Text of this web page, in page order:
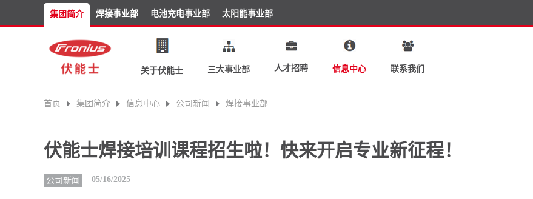
集团简介 焊接事业部 电池充电事业部 太阳能事业部
关于伏能士 三大事业部 人才招聘 信息中心 联系我们
首页 集团简介 信息中心 公司新闻 焊接事业部
伏能士焊接培训课程招生啦！快来开启专业新征程！
公司新闻 05/16/2025